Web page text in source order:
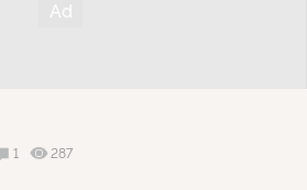
1
287